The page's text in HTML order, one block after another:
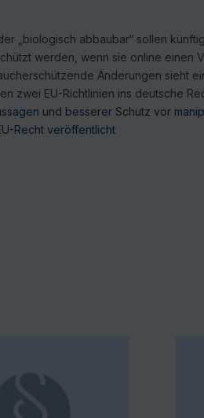
„biologisch abbaubar“ sollen
werden, wenn sie online einen
Änderungen sieht
zwei EU-Richtlinien ins deutsche
und besserer Schutz vor
Recht veröffentlicht